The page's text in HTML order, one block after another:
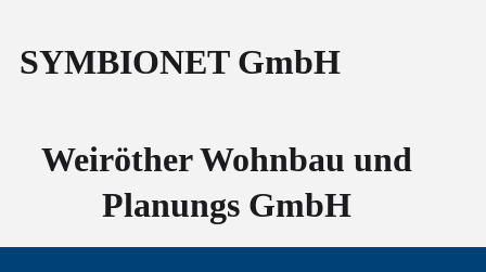
SYMBIONET GmbH
Weiröther Wohnbau und
Planungs GmbH